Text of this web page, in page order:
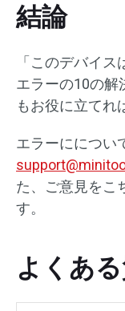
結論
「このデバイス
エラーの10の解
もお役に立てれ
エラーにについ
た、ご意見をこ
す。
よくあ